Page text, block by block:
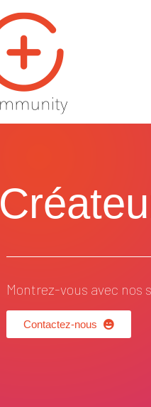
Montrez-vous avec nos
Contactez-nous